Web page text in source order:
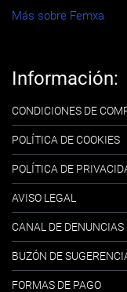
Más sobre Femxa
Información:
CONDICIONES DE
POLÍTICA DE COOKIES
POLÍTICA DE
AVISO LEGAL
CANAL DE DENUNCIAS
BUZÓN DE
FORMAS DE PAGO